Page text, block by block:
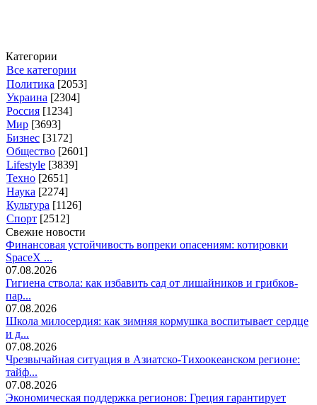
Категории
Все категории
Политика [2053]
Украина [2304]
Россия [1234]
Мир [3693]
Бизнес [3172]
Общество [2601]
Lifestyle [3839]
Техно [2651]
Наука [2274]
Культура [1126]
Спорт [2512]
Свежие новости
Финансовая устойчивость вопреки опасениям: котировки
SpaceX ...
07.08.2026
Гигиена ствола: как избавить сад от лишайников и грибков-
пар...
07.08.2026
Школа милосердия: как зимняя кормушка воспитывает сердце
и д...
07.08.2026
Чрезвычайная ситуация в Азиатско-Тихоокеанском регионе:
тайф...
07.08.2026
Экономическая поддержка регионов: Греция гарантирует